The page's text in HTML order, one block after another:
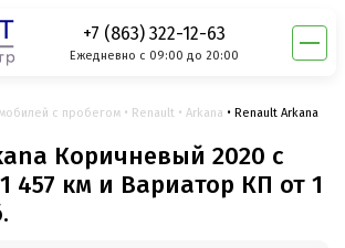
+7 (863) 322-12-63
Ежедневно с 09:00 до 20:00
с пробегом Renault Arkana Renault Arkana
Коричневый 2020 с
457 км и Вариатор КП от 1